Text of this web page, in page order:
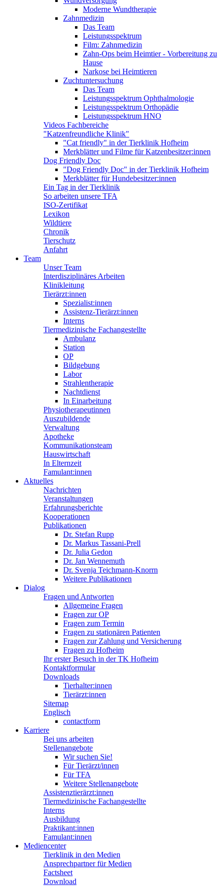
Moderne Wundtherapie
Zahnmedizin
Das Team
Leistungsspektrum
Film: Zahnmedizin
Zahn-Ops beim Heimtier - Vorbereitung zu
Hause
Narkose bei Heimtieren
Zuchtuntersuchung
Das Team
Leistungsspektrum Ophthalmologie
Leistungsspektrum Orthopädie
Leistungsspektrum HNO
Videos Fachbereiche
"Katzenfreundliche Klinik"
"Cat friendly" in der Tierklinik Hofheim
Merkblätter und Filme für Katzenbesitzer:innen
Dog Friendly Doc
"Dog Friendly Doc" in der Tierklinik Hofheim
Merkblätter für Hundebesitzer:innen
Ein Tag in der Tierklinik
So arbeiten unsere TFA
ISO-Zertifikat
Lexikon
Wildtiere
Chronik
Tierschutz
Anfahrt
Team
Unser Team
Interdisziplinäres Arbeiten
Klinikleitung
Tierärzt:innen
Spezialist:innen
Assistenz-Tierärzt:innen
Interns
Tiermedizinische Fachangestellte
Ambulanz
Station
OP
Bildgebung
Labor
Strahlentherapie
Nachtdienst
In Einarbeitung
Physiotherapeutinnen
Auszubildende
Verwaltung
Apotheke
Kommunikationsteam
Hauswirtschaft
In Elternzeit
Famulant:innen
Aktuelles
Nachrichten
Veranstaltungen
Erfahrungsberichte
Kooperationen
Publikationen
Dr. Stefan Rupp
Dr. Markus Tassani-Prell
Dr. Julia Gedon
Dr. Jan Wennemuth
Dr. Svenja Teichmann-Knorrn
Weitere Publikationen
Dialog
Fragen und Antworten
Allgemeine Fragen
Fragen zur OP
Fragen zum Termin
Fragen zu stationären Patienten
Fragen zur Zahlung und Versicherung
Fragen zu Hofheim
Ihr erster Besuch in der TK Hofheim
Kontaktformular
Downloads
Tierhalter:innen
Tierärzt:innen
Sitemap
Englisch
contactform
Karriere
Bei uns arbeiten
Stellenangebote
Wir suchen Sie!
Für Tierärzt/innen
Für TFA
Weitere Stellenangebote
Assistenztierärzt:innen
Tiermedizinische Fachangestellte
Interns
Ausbildung
Praktikant:innen
Famulant:innen
Mediencenter
Tierklinik in den Medien
Ansprechpartner für Medien
Factsheet
Download